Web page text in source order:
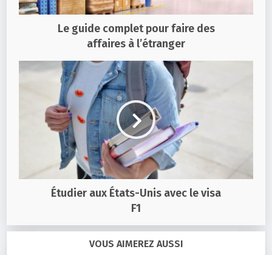
Le guide complet pour faire des
affaires à l’étranger
Étudier aux États-Unis avec le visa
F1
VOUS AIMEREZ AUSSI